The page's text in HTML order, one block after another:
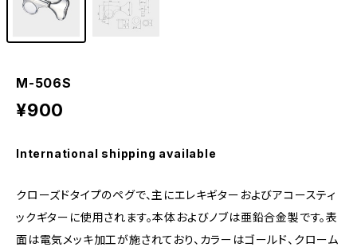
M-506S
¥900
International shipping available
クローズドタイプのペグで、主にエレキギターおよびアコースティ
ックギターに使用されます。本体およびノブは亜鉛合金製です。表
面は電気メッキ加工が施されており、カラーはゴールド、クローム